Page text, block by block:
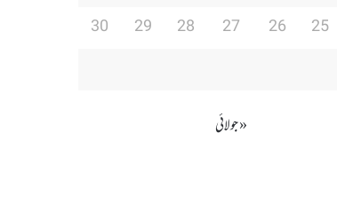
25
26
27
28
29
30
« جولائی